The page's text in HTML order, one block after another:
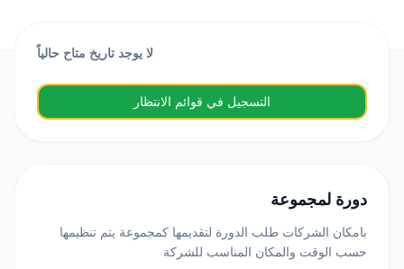
لا يوجد تاريخ متاح حالياً
التسجيل في قوائم الانتظار
دورة لمجموعة
بامكان الشركات طلب الدورة لتقديمها كمجموعة يتم تنظيمها
حسب الوقت والمكان المناسب للشركة